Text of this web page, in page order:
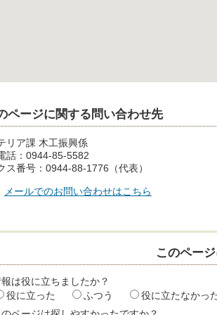
ページに関する問い合わせ先
リア課 木工振興係
話：0944-85-5582
ス番号：0944-88-1776（代表）
メールでのお問い合わせはこちら
このペー
は役に立ちましたか？
役に立った
ふつう
役に立たなかっ